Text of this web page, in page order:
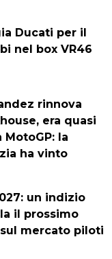
Ducati per il
nel box VR46
rinnova
era quasi
la
ha vinto
un indizio
il prossimo
mercato piloti